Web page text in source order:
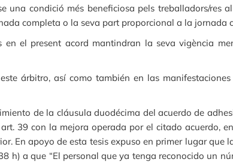
una condició més beneficiosa pels treballadors/
completa o la seva part proporcional a la jornada
en el present acord mantindran la seva vigència
árbitro, así como también en las
de la cláusula duodécima del acuerdo de
39 con la mejora operada por el citado acuerdo,
En apoyo de esta tesis expuso en primer lugar que
h) a que “El personal que ya tenga reconocido un